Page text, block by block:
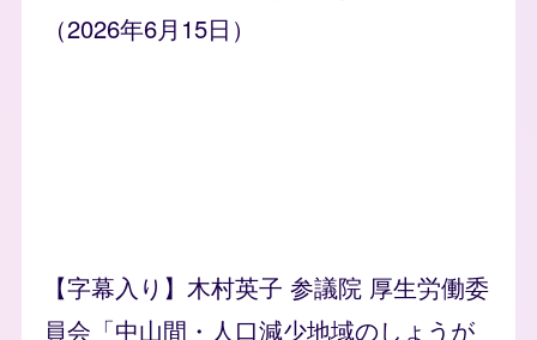
（2026年6月15日）
【字幕入り】木村英子 参議院 厚生労働委
員会「中山間・人口減少地域のしょうが